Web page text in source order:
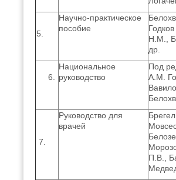
5.
Научно-практическое
пособие
Н.М.,
др.
6.
Национальное
руководство
Под
А.М.
7.
Руководство для
врачей
П.В.,